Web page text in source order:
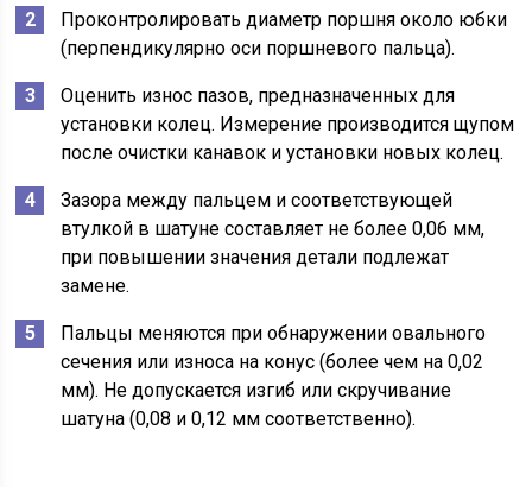
Проконтролировать диаметр поршня около юбки
(перпендикулярно оси поршневого пальца).
Оценить износ пазов, предназначенных для
установки колец. Измерение производится щупом
после очистки канавок и установки новых колец.
Зазора между пальцем и соответствующей
втулкой в шатуне составляет не более 0,06 мм,
при повышении значения детали подлежат
замене.
Пальцы меняются при обнаружении овального
сечения или износа на конус (более чем на 0,02
мм). Не допускается изгиб или скручивание
шатуна (0,08 и 0,12 мм соответственно).